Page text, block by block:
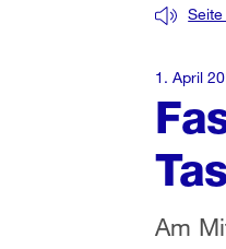
Am
1. April